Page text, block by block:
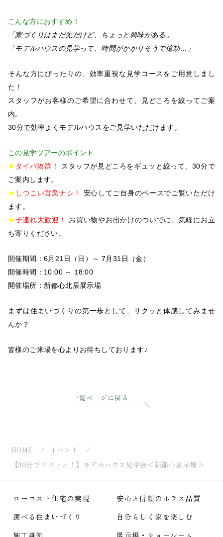
こんな方におすすめ！
「家づくりはまだ先だけど、ちょっと興味がある」
「モデルハウスの見学って、時間がかかりそうで億劫…」
そんな方にぴったりの、効率重視な見学コースをご用意しまし
た！
スタッフがお客様のご希望に合わせて、見どころを絞ってご案
内。
30分で効率よくモデルハウスをご見学いただけます。
この見学ツアーのポイント
★ タイパ抜群！
スタッフが見どころをギュッと絞って、30分で
ご案内します。
★ しつこい営業ナシ！
安心してご自身のペースでご覧いただけ
ます。
★子連れ大歓迎！
お買い物やお出かけのついでに、気軽にお立
ち寄りください。
開催期間：6月21日（日）～ 7月31日（金）
開催時間：10:00 ～ 18:00
開催場所：新都心北辰展示場
まずは住まいづくりの第一歩として、サクッと体感してみませ
んか？
皆様のご来場を心よりお待ちしております♪
一覧ページに戻る
HOME
イベント
【30分でサクッと！】モデルハウス見学会＜新都心展示場＞
ローコスト住宅の実現
安心と信頼のポラス品質
選べる住まいづくり
自分らしく家を楽しむ